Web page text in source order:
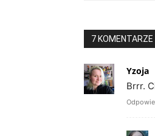
7 KOMENTARZE
Yzoja
Brrr.